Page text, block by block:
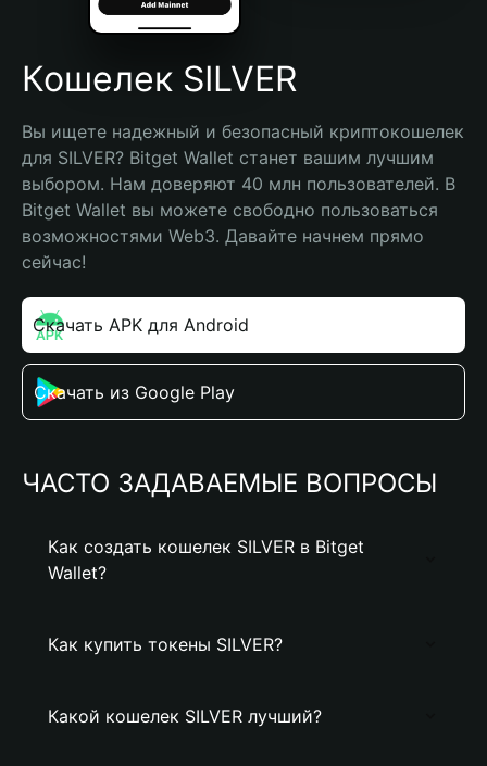
Español (Argentina)
Кошелек SILVER
Вы ищете надежный и безопасный криптокошелек
для SILVER? Bitget Wallet станет вашим лучшим
выбором. Нам доверяют 40 млн пользователей. В
Bitget Wallet вы можете свободно пользоваться
возможностями Web3. Давайте начнем прямо
сейчас!
Скачать APK для Android
Скачать из Google Play
ЧАСТО ЗАДАВАЕМЫЕ ВОПРОСЫ
Как создать кошелек SILVER в Bitget
Wallet?
Как купить токены SILVER?
Какой кошелек SILVER лучший?